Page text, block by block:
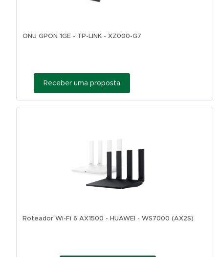
ONU GPON 1GE - TP-LINK - XZ000-G7
Receber uma proposta
Roteador Wi-Fi 6 AX1500 - HUAWEI - WS7000 (AX2S)